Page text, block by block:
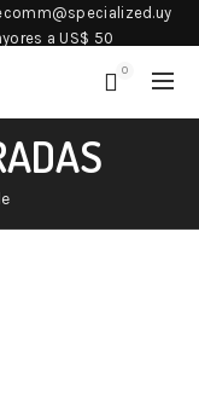
a US$ 50
0